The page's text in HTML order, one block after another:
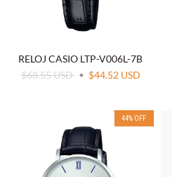
RELOJ CASIO LTP-V006L-7B
$68.55 USD
$44.52 USD
44% OFF